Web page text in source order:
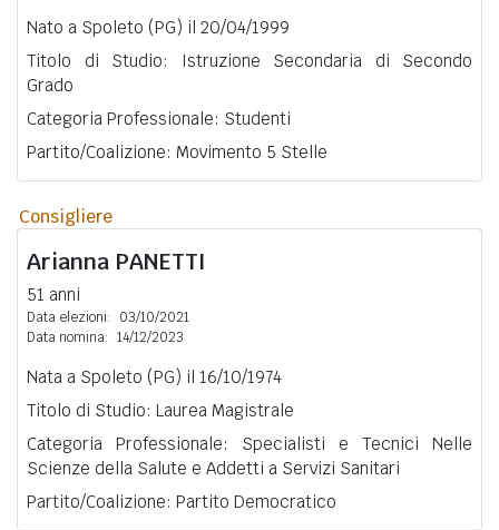
Nato a Spoleto (PG) il 20/04/1999
Titolo di Studio: Istruzione Secondaria di Secondo
Grado
Categoria Professionale: Studenti
Partito/Coalizione: Movimento 5 Stelle
Consigliere
Arianna PANETTI
51 anni
Data elezioni:
03/10/2021
Data nomina: 14/12/2023
Nata a Spoleto (PG) il 16/10/1974
Titolo di Studio: Laurea Magistrale
Categoria Professionale: Specialisti e Tecnici Nelle
Scienze della Salute e Addetti a Servizi Sanitari
Partito/Coalizione: Partito Democratico